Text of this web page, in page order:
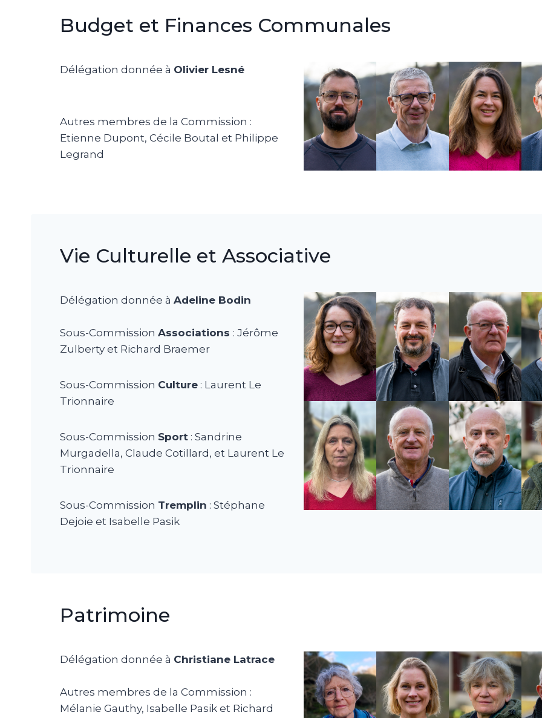
Budget et Finances Communales
Délégation donnée à Olivier Lesné
Autres membres de la Commission :
Etienne Dupont, Cécile Boutal et Philippe
Legrand
Vie Culturelle et Associative
Délégation donnée à Adeline Bodin
Sous-Commission Associations : Jérôme
Zulberty et Richard Braemer
Sous-Commission Culture : Laurent Le
Trionnaire
Sous-Commission Sport : Sandrine
Murgadella, Claude Cotillard, et Laurent Le
Trionnaire
Sous-Commission Tremplin : Stéphane
Dejoie et Isabelle Pasik
Patrimoine
Délégation donnée à Christiane Latrace
Autres membres de la Commission :
Mélanie Gauthy, Isabelle Pasik et Richard